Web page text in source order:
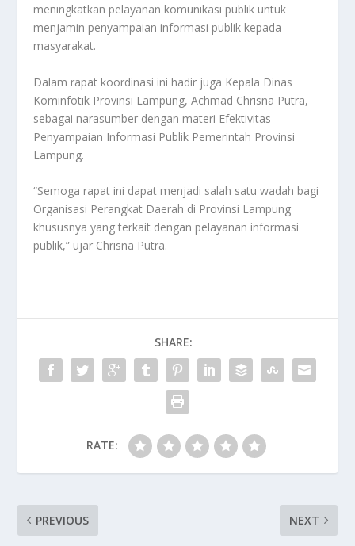
meningkatkan pelayanan komunikasi publik untuk
menjamin penyampaian informasi publik kepada
masyarakat.
Dalam rapat koordinasi ini hadir juga Kepala Dinas
Kominfotik Provinsi Lampung, Achmad Chrisna Putra,
sebagai narasumber dengan materi Efektivitas
Penyampaian Informasi Publik Pemerintah Provinsi
Lampung.
“Semoga rapat ini dapat menjadi salah satu wadah bagi
Organisasi Perangkat Daerah di Provinsi Lampung
khususnya yang terkait dengan pelayanan informasi
publik,” ujar Chrisna Putra.
SHARE:
RATE:
PREVIOUS NEXT